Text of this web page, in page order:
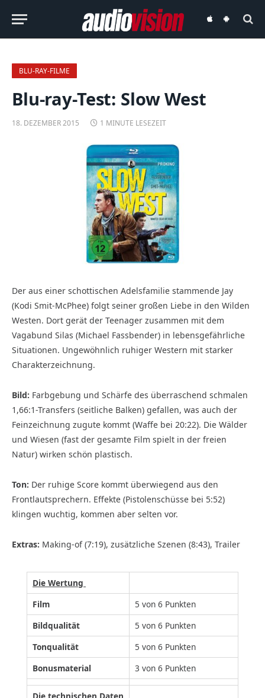
audiovisionaudiovision
BLU-RAY-FILME
Blu-ray-Test: Slow West
18. DEZEMBER 2015 1 MINUTE LESEZEIT
Der aus einer schottischen Adelsfamilie stammende Jay
(Kodi Smit-McPhee) folgt seiner großen Liebe in den Wilden
Westen. Dort gerät der Teenager zusammen mit dem
Vagabund Silas (Michael Fassbender) in lebensgefährliche
Situationen. Ungewöhnlich ruhiger Western mit starker
Charakterzeichnung.
Bild: Farbgebung und Schärfe des überraschend schmalen
1,66:1-Transfers (seitliche Balken) gefallen, was auch der
Feinzeichnung zugute kommt (Waffe bei 20:22). Die Wälder
und Wiesen (fast der gesamte Film spielt in der freien
Natur) wirken schön plastisch.
Ton: Der ruhige Score kommt überwiegend aus den
Frontlautsprechern. Effekte (Pistolenschüsse bei 5:52)
klingen wuchtig, kommen aber selten vor.
Extras: Making-of (7:19), zusätzliche Szenen (8:43), Trailer
Die Wertung
Film
5 von 6 Punkten
Bildqualität
5 von 6 Punkten
Tonqualität
5 von 6 Punkten
Bonusmaterial
3 von 6 Punkten